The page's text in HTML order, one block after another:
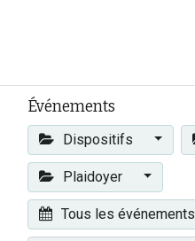
Événements
Dispositifs
Plaidoyer
Tous les événements